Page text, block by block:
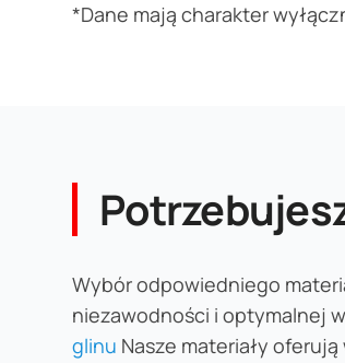
*Dane mają charakter
Wybór odpowiedniego
niezawodności i optymalnej
glinu Nasze materiały